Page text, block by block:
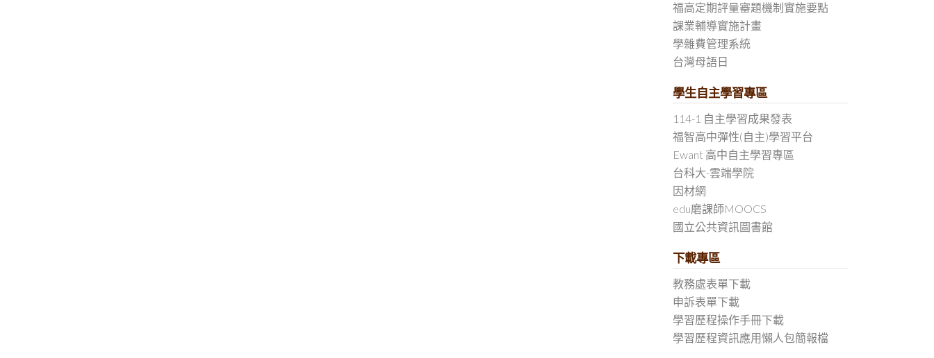
福高定期評量審題機制實施要點
課業輔導實施計畫
學雜費管理系統
台灣母語日
學生自主學習專區
114-1 自主學習成果發表
福智高中彈性(自主)學習平台
Ewant 高中自主學習專區
台科大-雲端學院
因材網
edu磨課師MOOCS
國立公共資訊圖書館
下載專區
教務處表單下載
申訴表單下載
學習歷程操作手冊下載
學習歷程資訊應用懶人包簡報檔